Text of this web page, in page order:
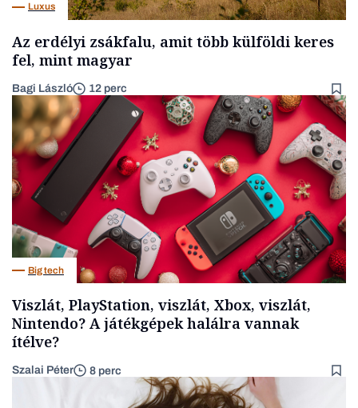
Luxus
Az erdélyi zsákfalu, amit több külföldi keres
fel, mint magyar
Bagi László 12 perc
Big tech
Viszlát, PlayStation, viszlát, Xbox, viszlát,
Nintendo? A játékgépek halálra vannak
ítélve?
Szalai Péter 8 perc